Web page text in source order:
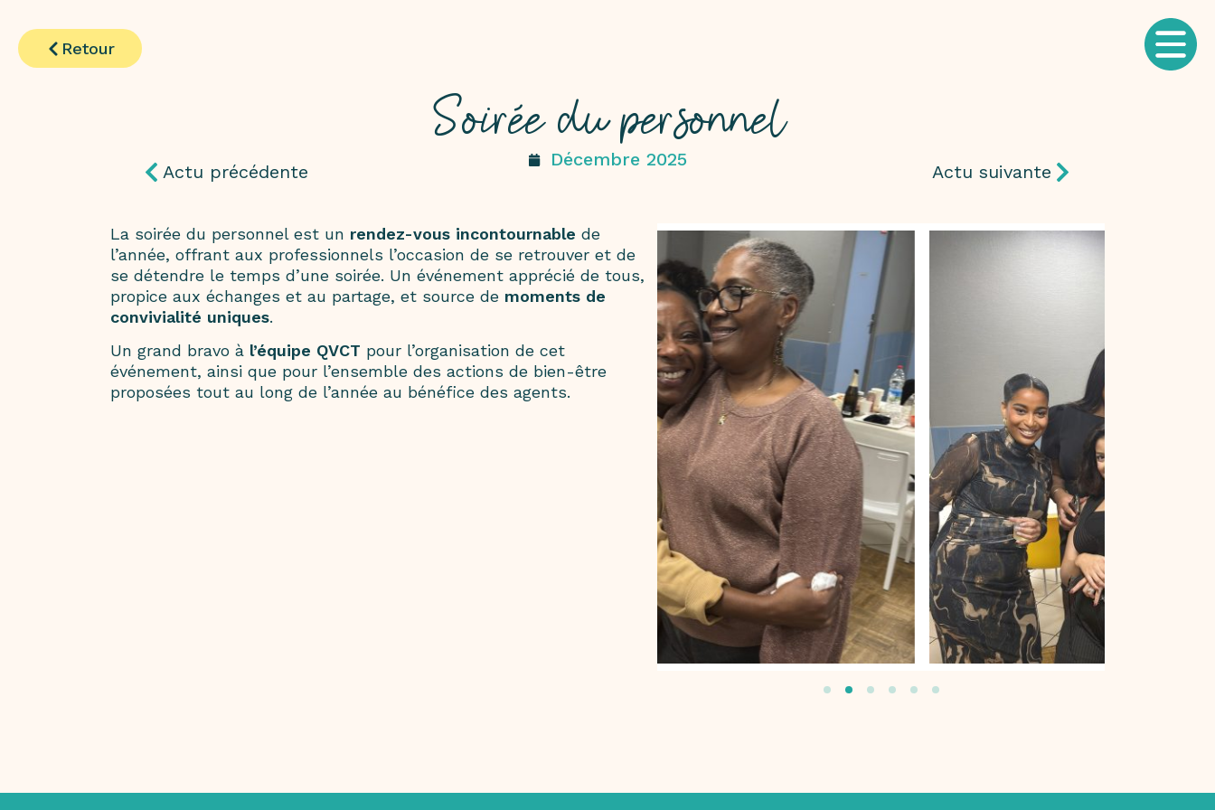
Retour
Soirée du personnel
Décembre 2025
Actu précédente Actu suivante
La soirée du personnel est un rendez-vous incontournable de
l’année, offrant aux professionnels l’occasion de se retrouver et de
se détendre le temps d’une soirée. Un événement apprécié de tous,
propice aux échanges et au partage, et source de moments de
convivialité uniques.
Un grand bravo à l’équipe QVCT pour l’organisation de cet
événement, ainsi que pour l’ensemble des actions de bien-être
proposées tout au long de l’année au bénéfice des agents.